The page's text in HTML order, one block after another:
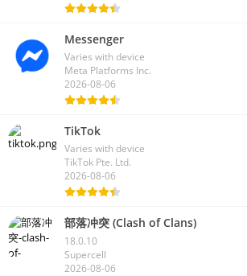
Messenger
Varies with device
Meta Platforms Inc.
2026-08-06
TikTok
Varies with device
TikTok Pte. Ltd.
2026-08-06
部落冲突 (Clash of Clans)
18.0.10
Supercell
2026-08-06